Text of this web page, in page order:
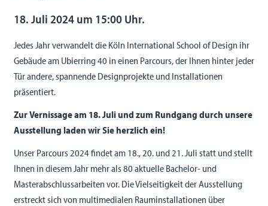
18. Juli 2024 um 15:00 Uhr.
Jedes Jahr verwandelt die Köln International School of Design ihr
Gebäude am Ubierring 40 in einen Parcours, der Ihnen hinter jeder
Tür andere, spannende Designprojekte und Installationen
präsentiert.
Zur Vernissage am 18. Juli und zum Rundgang durch unsere
Ausstellung laden wir Sie herzlich ein!
Unser Parcours 2024 findet am 18., 20. und 21. Juli statt und stellt
Ihnen in diesem Jahr mehr als 80 aktuelle Bachelor- und
Masterabschlussarbeiten vor. Die Vielseitigkeit der Ausstellung
erstreckt sich von multimedialen Rauminstallationen über